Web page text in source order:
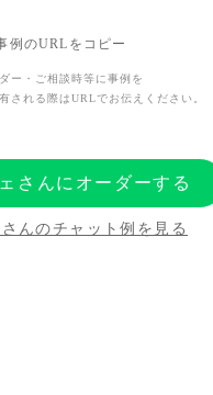
例のURLをコピー
ー・ご相談時等に事例を
される際はURLでお伝えください。
さんにオーダーする
んのチャット例を見る